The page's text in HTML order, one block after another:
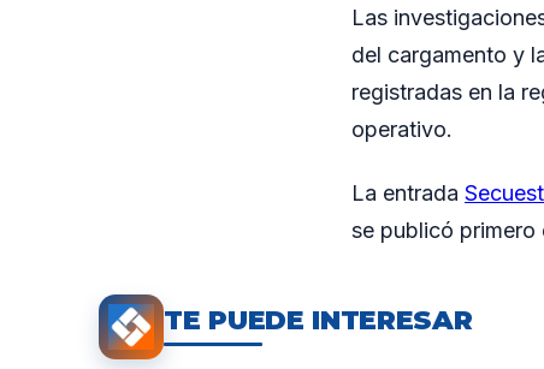
Las
del cargamento y
registradas en la
operativo.
La entrada
se publicó primero
TE PUEDE INTERESAR